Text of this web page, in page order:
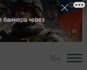
баннера через